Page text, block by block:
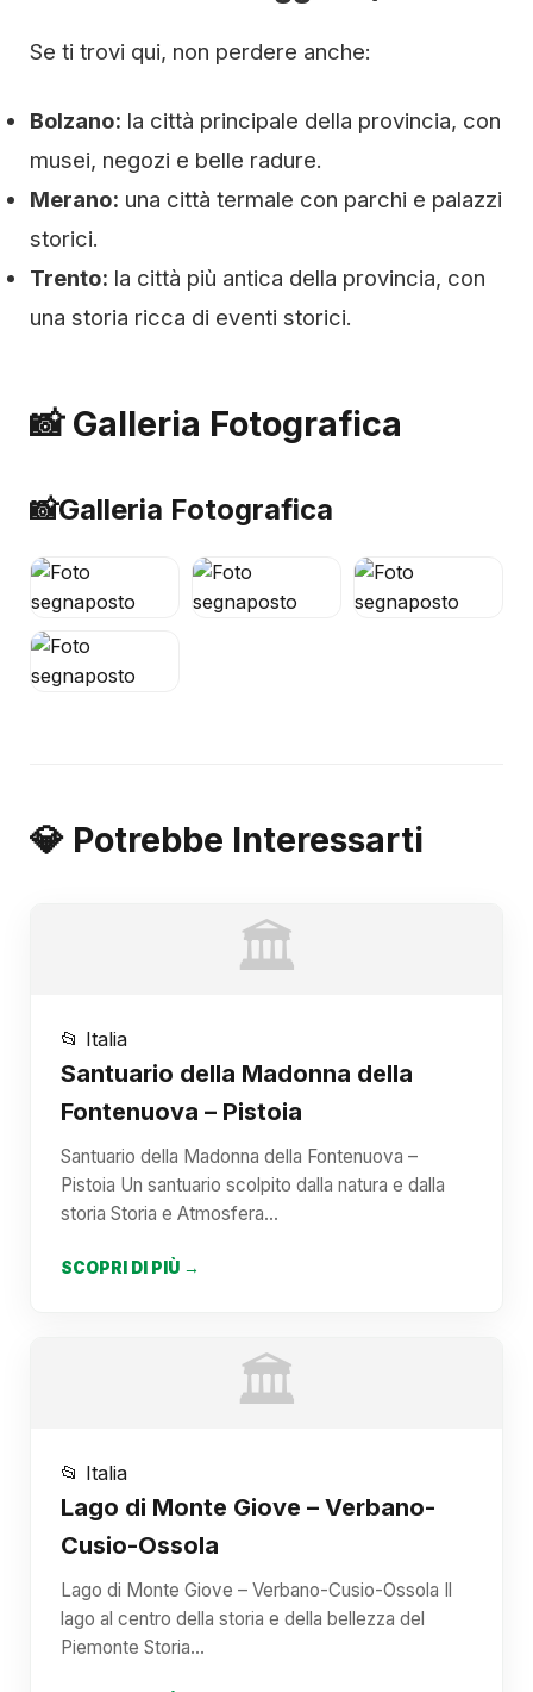
Se ti trovi qui, non perdere anche:
Bolzano: la città principale della provincia, con
musei, negozi e belle radure.
Merano: una città termale con parchi e palazzi
storici.
Trento: la città più antica della provincia, con
una storia ricca di eventi storici.
📸 Galleria Fotografica
📸Galleria Fotografica
💎 Potrebbe Interessarti
🏛️
📂 Italia
Santuario della Madonna della
Fontenuova – Pistoia
Santuario della Madonna della Fontenuova –
Pistoia Un santuario scolpito dalla natura e dalla
storia Storia e Atmosfera…
SCOPRI DI PIÙ →
🏛️
📂 Italia
Lago di Monte Giove – Verbano-
Cusio-Ossola
Lago di Monte Giove – Verbano-Cusio-Ossola Il
lago al centro della storia e della bellezza del
Piemonte Storia…